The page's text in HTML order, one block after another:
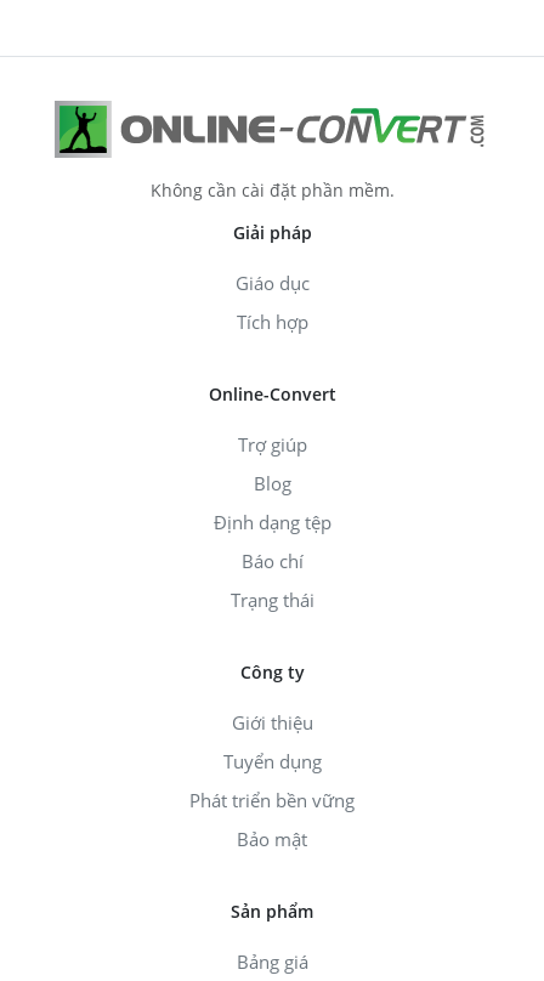
Không cần cài đặt phần mềm.
Giải pháp
Giáo dục
Tích hợp
Online-Convert
Trợ giúp
Blog
Định dạng tệp
Báo chí
Trạng thái
Công ty
Giới thiệu
Tuyển dụng
Phát triển bền vững
Bảo mật
Sản phẩm
Bảng giá